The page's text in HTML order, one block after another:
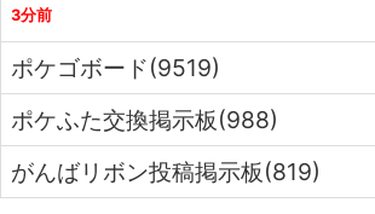
3分前
ポケゴボード(9519)
ポケふた交換掲示板(988)
がんばリボン投稿掲示板(819)